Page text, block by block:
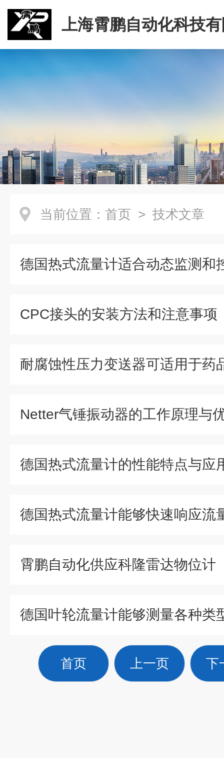
上海霄鹏自动化科技
当前位置： 首页 > 技术文章
德国热式流量计适合动态监测和
CPC接头的安装方法和注意事项
Netter气锤振动器的工作原理与
德国热式流量计的性能特点与应
霄鹏自动化供应科隆雷达物位计
德国叶轮流量计能够测量各种类
首页 上一页 下